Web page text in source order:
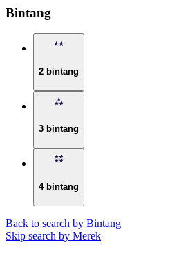
Bintang
2 bintang
3 bintang
4 bintang
Back to search by Bintang
Skip search by Merek